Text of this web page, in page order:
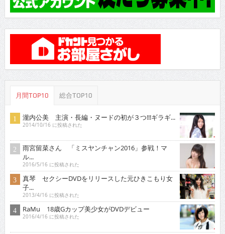
月間TOP10 総合TOP10
瀧内公美 主演・長編・ヌードの初が３つ!!!ギラギ...
2014/10/16 に投稿された
雨宮留菜さん 「ミスヤンチャン2016」参戦！マ
ル...
2016/5/16 に投稿された
真琴 セクシーDVDをリリースした元ひきこもり女
子...
2013/4/16 に投稿された
RaMu 18歳Gカップ美少女がDVDデビュー
2016/4/16 に投稿された